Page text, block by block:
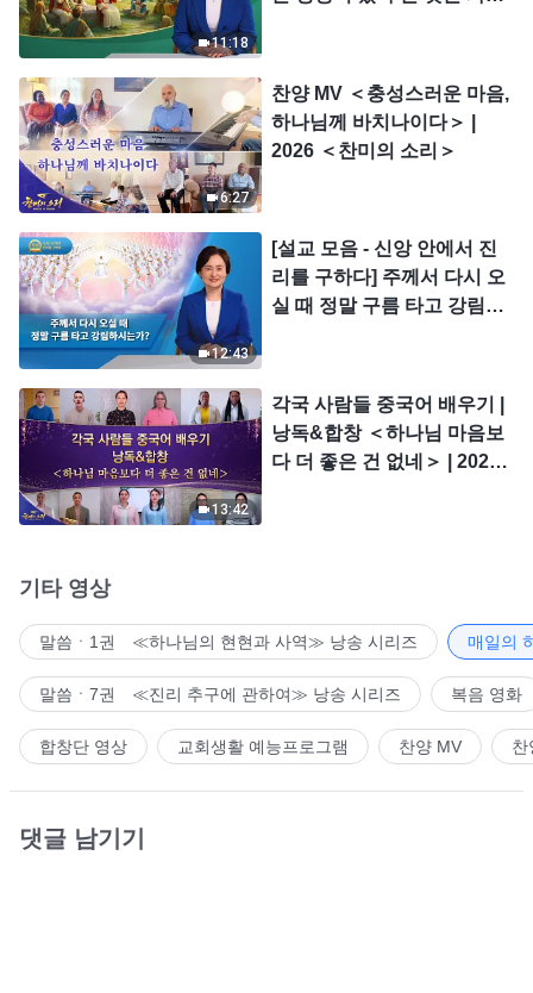
11:18
6:27
찬양 MV ＜충성스러운 마음,
하나님께 바치나이다＞ |
2026 ＜찬미의 소리＞
12:43
[설교 모음 - 신앙 안에서 진
리를 구하다] 주께서 다시 오
실 때 정말 구름 타고 강림하
13:42
각국 사람들 중국어 배우기 |
낭독&합창 ＜하나님 마음보
다 더 좋은 건 없네＞ | 2026
기타 영상
말씀ㆍ1권 ≪하나님의 현현과 사역≫ 낭송 시리즈 매일의
말씀ㆍ7권 ≪진리 추구에 관하여≫ 낭송 시리즈 복음 영화
합창단 영상 교회생활 예능프로그램 찬양 MV 찬
댓글 남기기